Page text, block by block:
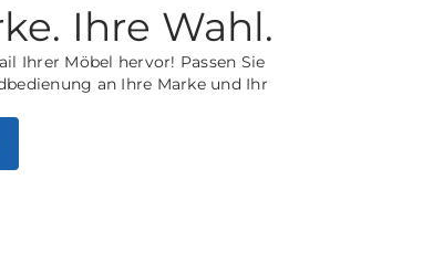
Ihre Wahl.
Ihrer Möbel hervor! Passen Sie
an Ihre Marke und Ihr